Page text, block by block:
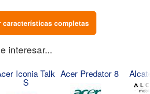
características completas
interesar...
Iconia Talk
S
Acer Predator 8